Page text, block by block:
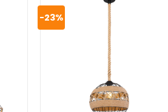
-23%